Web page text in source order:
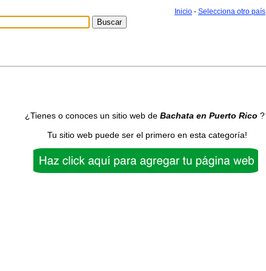
Inicio - Selecciona otro país
¿Tienes o conoces un sitio web de Bachata en Puerto Rico ?
Tu sitio web puede ser el primero en esta categoría!